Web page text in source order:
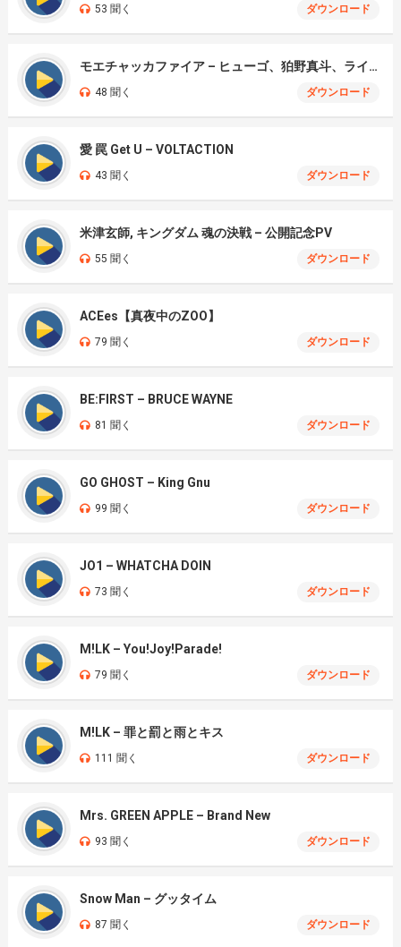
53 聞く ダウンロード
モエチャッカファイア – ヒューゴ、狛野真斗、ライト、セヴェリアン (Cover )
48 聞く ダウンロード
愛 罠 Get U – VOLTACTION
43 聞く ダウンロード
米津玄師, キングダム 魂の決戦 – 公開記念PV
55 聞く ダウンロード
ACEes【真夜中のZOO】
79 聞く ダウンロード
BE:FIRST – BRUCE WAYNE
81 聞く ダウンロード
GO GHOST – King Gnu
99 聞く ダウンロード
JO1 – WHATCHA DOIN
73 聞く ダウンロード
M!LK – You!Joy!Parade!
79 聞く ダウンロード
M!LK – 罪と罰と雨とキス
111 聞く ダウンロード
Mrs. GREEN APPLE – Brand New
93 聞く ダウンロード
Snow Man – グッタイム
87 聞く ダウンロード